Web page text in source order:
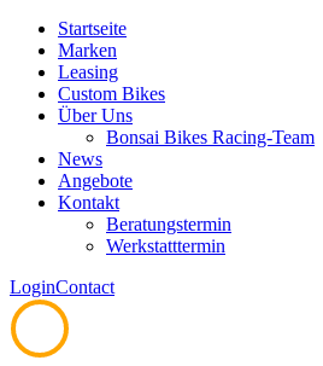
Startseite
Marken
Leasing
Custom Bikes
Über Uns
Bonsai Bikes Racing-Team
News
Angebote
Kontakt
Beratungstermin
Werkstatttermin
LoginContact